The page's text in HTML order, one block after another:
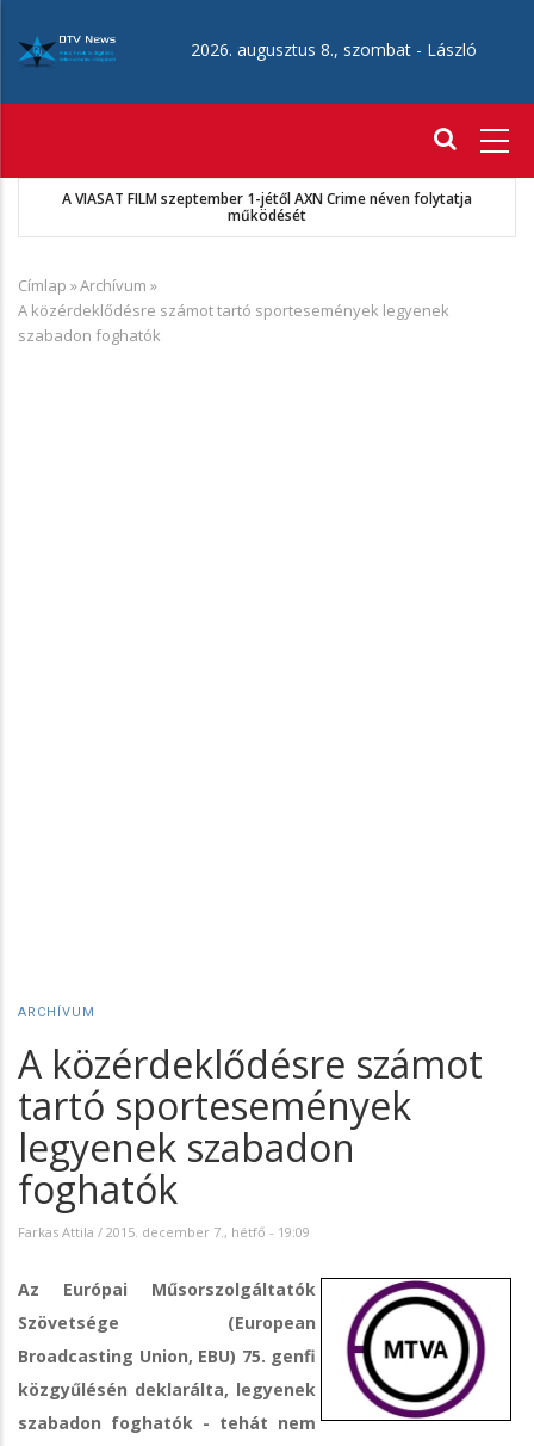
tartalomra
2026. augusztus 8., szombat - László
A VIASAT FILM szeptember 1-jétől AXN Crime néven folytatja
működését
Morzsa
Címlap »Archívum »
A közérdeklődésre számot tartó sportesemények legyenek
szabadon foghatók
ARCHÍVUM
A közérdeklődésre számot
tartó sportesemények
legyenek szabadon
foghatók
Farkas Attila / 2015. december 7., hétfő - 19:09
Az Európai Műsorszolgáltatók
Szövetsége (European
Broadcasting Union, EBU) 75. genfi
közgyűlésén deklarálta, legyenek
szabadon foghatók - tehát nem